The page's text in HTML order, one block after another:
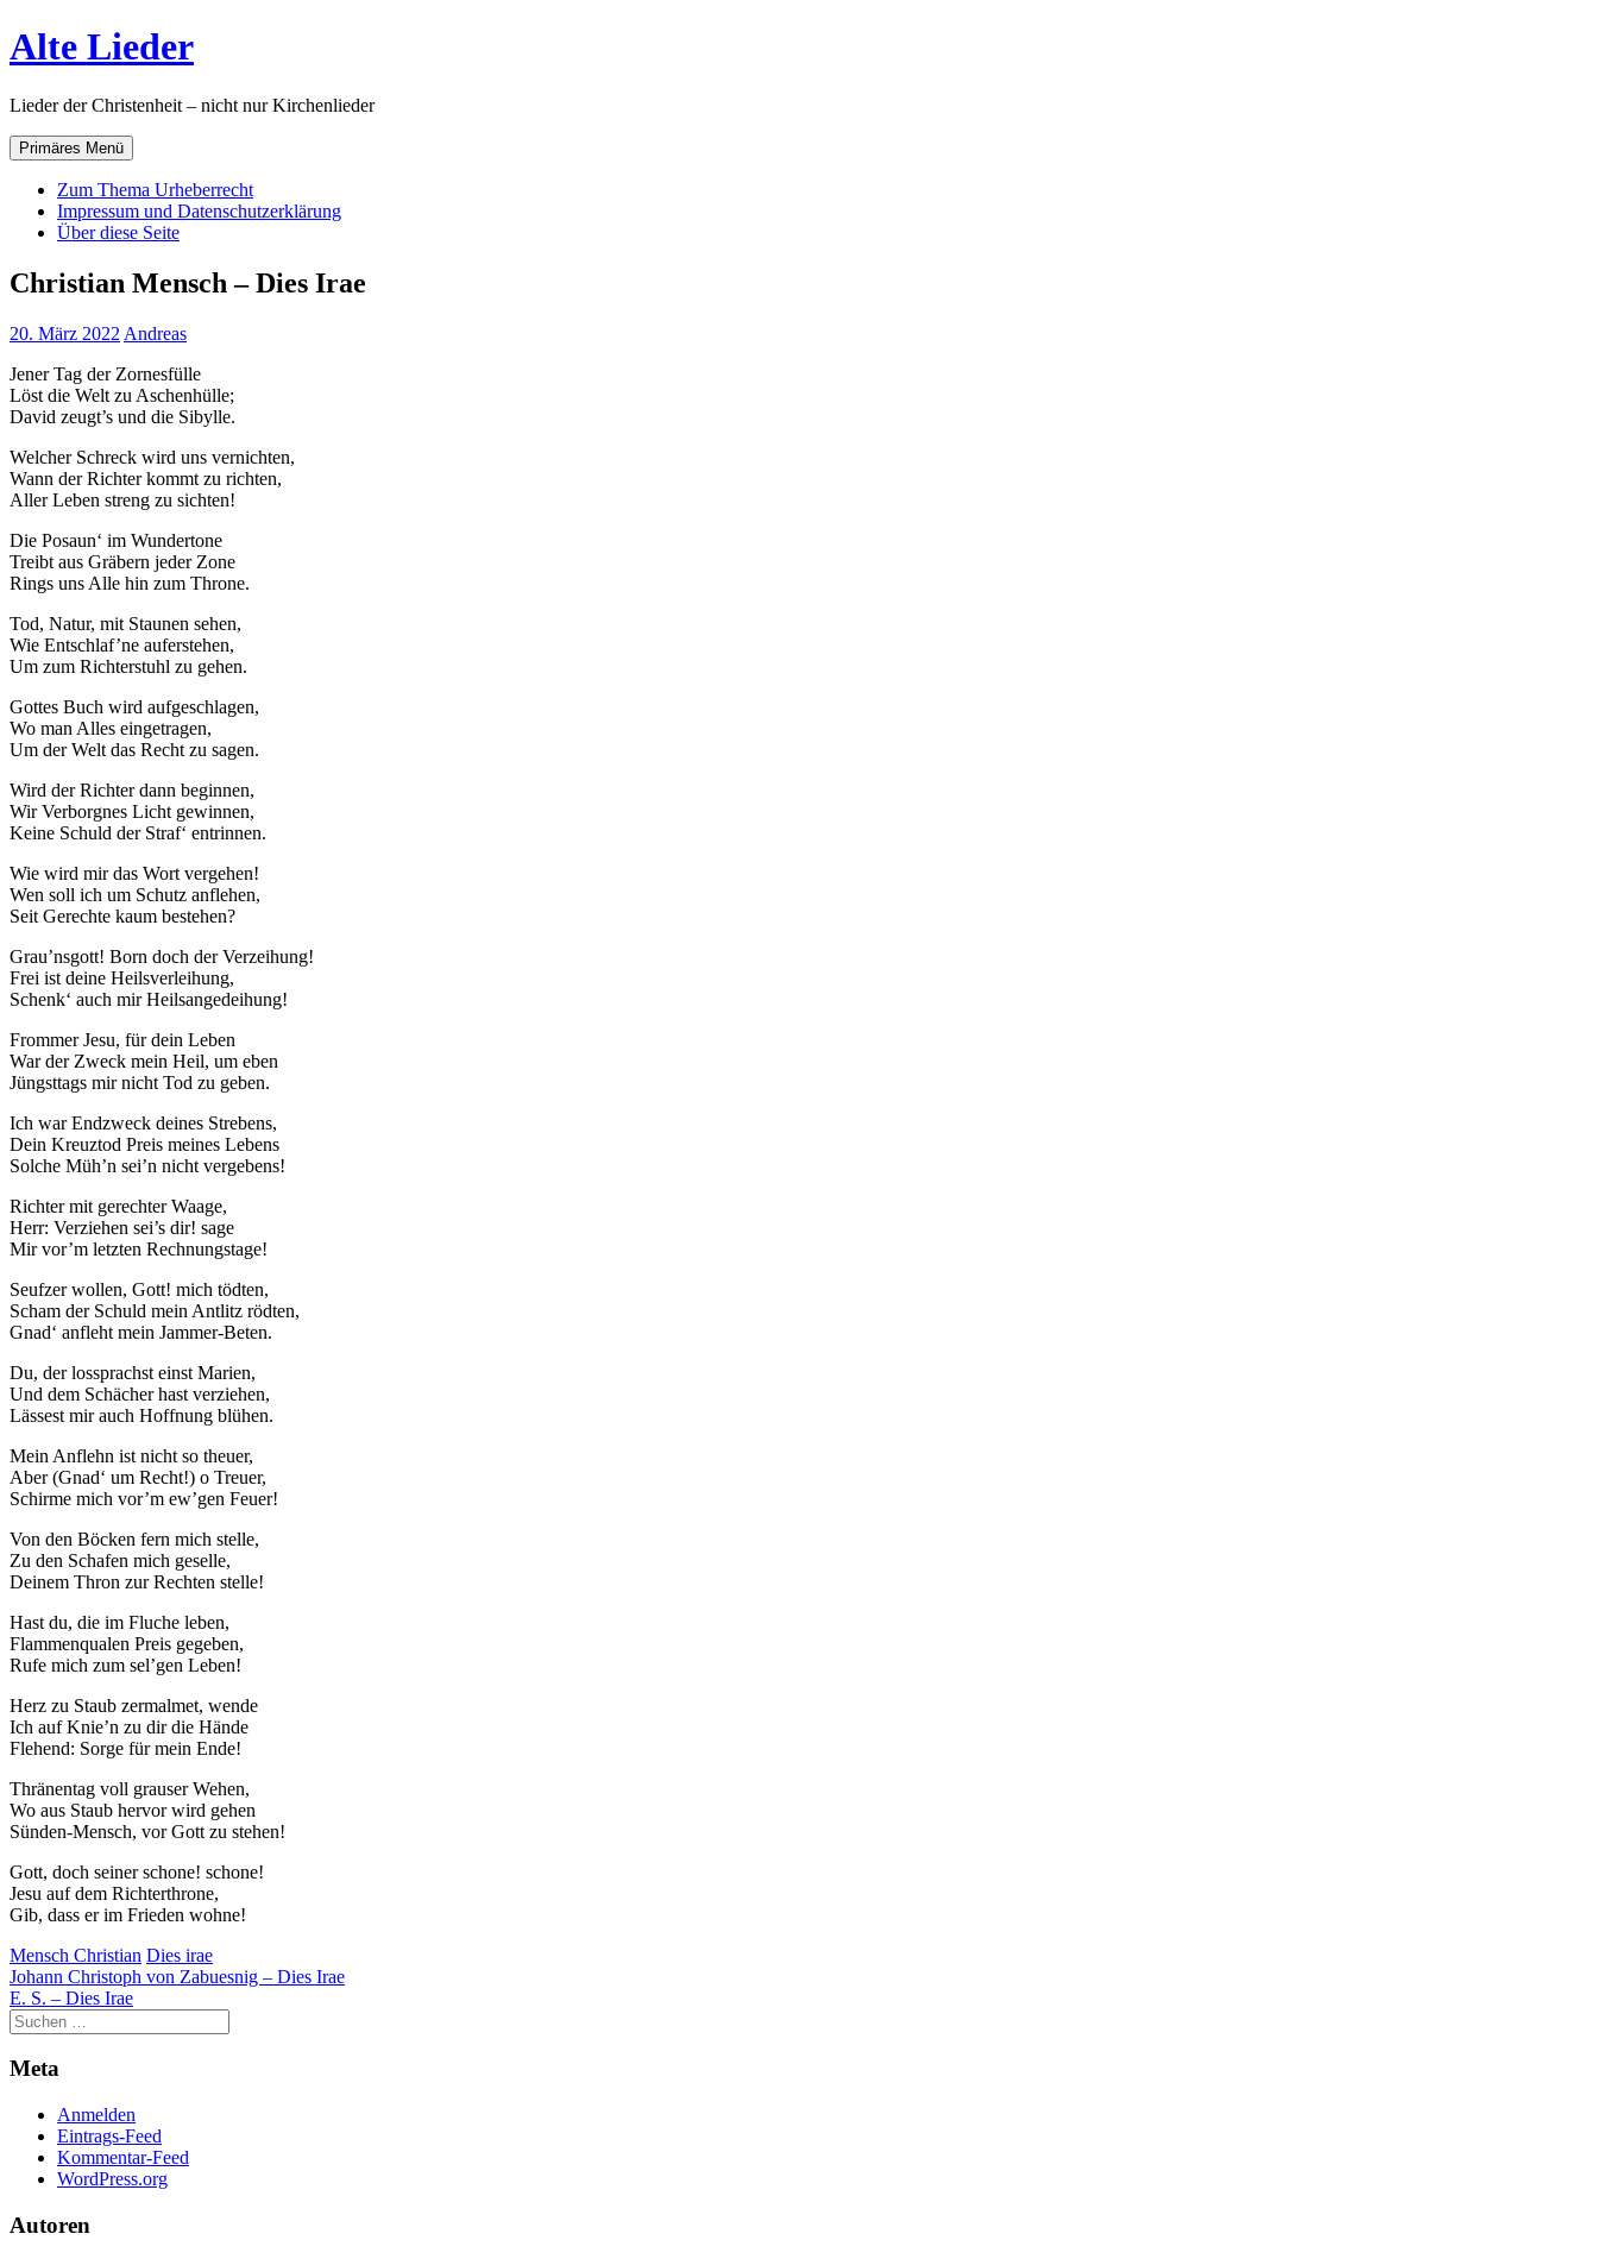
Zum
Inhalt
Alte Lieder
Lieder der Christenheit – nicht nur Kirchenlieder
Primäres Menü
Zum Thema Urheberrecht
Impressum und Datenschutzerklärung
Über diese Seite
Christian Mensch – Dies Irae
20. März 2022 Andreas
Jener Tag der Zornesfülle
Löst die Welt zu Aschenhülle;
David zeugt’s und die Sibylle.
Welcher Schreck wird uns vernichten,
Wann der Richter kommt zu richten,
Aller Leben streng zu sichten!
Die Posaun‘ im Wundertone
Treibt aus Gräbern jeder Zone
Rings uns Alle hin zum Throne.
Tod, Natur, mit Staunen sehen,
Wie Entschlaf’ne auferstehen,
Um zum Richterstuhl zu gehen.
Gottes Buch wird aufgeschlagen,
Wo man Alles eingetragen,
Um der Welt das Recht zu sagen.
Wird der Richter dann beginnen,
Wir Verborgnes Licht gewinnen,
Keine Schuld der Straf‘ entrinnen.
Wie wird mir das Wort vergehen!
Wen soll ich um Schutz anflehen,
Seit Gerechte kaum bestehen?
Grau’nsgott! Born doch der Verzeihung!
Frei ist deine Heilsverleihung,
Schenk‘ auch mir Heilsangedeihung!
Frommer Jesu, für dein Leben
War der Zweck mein Heil, um eben
Jüngsttags mir nicht Tod zu geben.
Ich war Endzweck deines Strebens,
Dein Kreuztod Preis meines Lebens
Solche Müh’n sei’n nicht vergebens!
Richter mit gerechter Waage,
Herr: Verziehen sei’s dir! sage
Mir vor’m letzten Rechnungstage!
Seufzer wollen, Gott! mich tödten,
Scham der Schuld mein Antlitz rödten,
Gnad‘ anfleht mein Jammer-Beten.
Du, der lossprachst einst Marien,
Und dem Schächer hast verziehen,
Lässest mir auch Hoffnung blühen.
Mein Anflehn ist nicht so theuer,
Aber (Gnad‘ um Recht!) o Treuer,
Schirme mich vor’m ew’gen Feuer!
Von den Böcken fern mich stelle,
Zu den Schafen mich geselle,
Deinem Thron zur Rechten stelle!
Hast du, die im Fluche leben,
Flammenqualen Preis gegeben,
Rufe mich zum sel’gen Leben!
Herz zu Staub zermalmet, wende
Ich auf Knie’n zu dir die Hände
Flehend: Sorge für mein Ende!
Thränentag voll grauser Wehen,
Wo aus Staub hervor wird gehen
Sünden-Mensch, vor Gott zu stehen!
Gott, doch seiner schone! schone!
Jesu auf dem Richterthrone,
Gib, dass er im Frieden wohne!
Mensch Christian Dies irae
Beitragsnavigation
Johann Christoph von Zabuesnig – Dies Irae
E. S. – Dies Irae
Meta
Anmelden
Eintrags-Feed
Kommentar-Feed
WordPress.org
Autoren